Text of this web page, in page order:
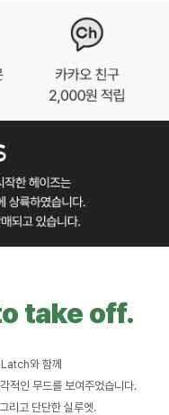
take off.
와 함께
적인 무드를 보여주었습니다.
리고 단단한 실루엣.